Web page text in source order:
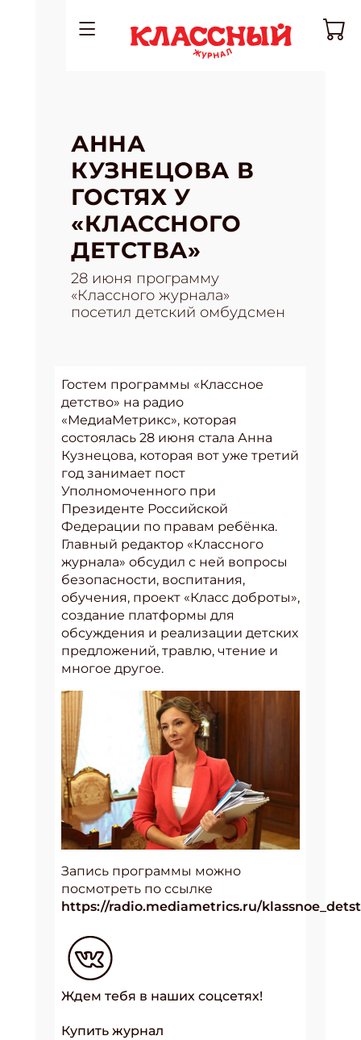
АННА
КУЗНЕЦОВА В
ГОСТЯХ У
«КЛАССНОГО
ДЕТСТВА»
28 июня программу
«Классного журнала»
посетил детский омбудсмен
Гостем программы «Классное
детство» на радио
«МедиаМетрикс», которая
состоялась 28 июня стала Анна
Кузнецова, которая вот уже третий
год занимает пост
Уполномоченного при
Президенте Российской
Федерации по правам ребёнка.
Главный редактор «Классного
журнала» обсудил с ней вопросы
безопасности, воспитания,
обучения, проект «Класс доброты»,
создание платформы для
обсуждения и реализации детских
предложений, травлю, чтение и
многое другое.
Запись программы можно
посмотреть по ссылке
https://radio.mediametrics.ru/
Ждем тебя в наших соцсетях!
Купить журнал